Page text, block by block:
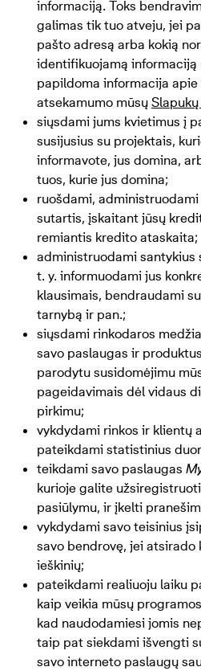
informaciją. Toks
galimas tik tuo atveju, jei
pašto adresą arba kokią
identifikuojamą informaciją
papildoma informacija
atsekamumo mūsų
siųsdami jums kvietimus į
susijusius su projektais,
informavote, jus domina,
tuos, kurie jus domina;
ruošdami,
sutartis, įskaitant jūsų
remiantis kredito ataskaita;
administruodami santykius
t. y. informuodami jus
klausimais, bendraudami
tarnybą ir pan.;
siųsdami rinkodaros
savo paslaugas ir
parodytu susidomėjimu
pageidavimais dėl vidaus
pirkimu;
vykdydami rinkos ir klientų
pateikdami statistinius
teikdami savo paslaugas
kurioje galite
pasiūlymu, ir įkelti
vykdydami savo teisinius
savo bendrovę, jei atsirado
ieškinių;
pateikdami realiuoju laiku
kaip veikia mūsų
kad naudodamiesi jomis
taip pat siekdami išvengti
savo interneto paslaugų